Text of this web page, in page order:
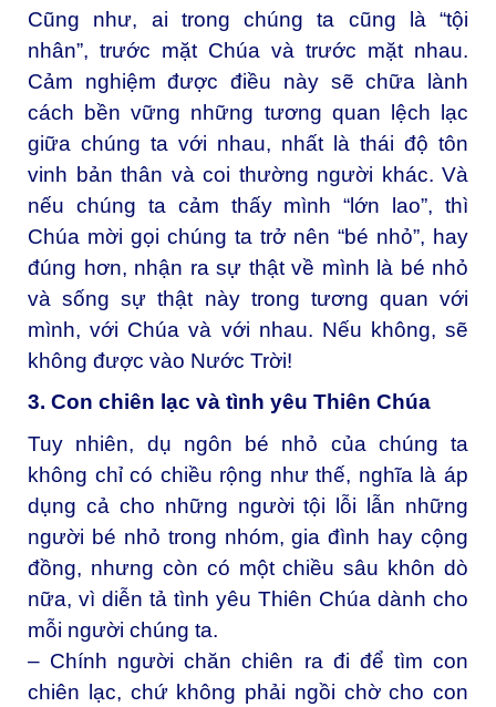
Cũng như, ai trong chúng ta cũng là “tội
nhân”, trước mặt Chúa và trước mặt nhau.
Cảm nghiệm được điều này sẽ chữa lành
cách bền vững những tương quan lệch lạc
giữa chúng ta với nhau, nhất là thái độ tôn
vinh bản thân và coi thường người khác. Và
nếu chúng ta cảm thấy mình “lớn lao”, thì
Chúa mời gọi chúng ta trở nên “bé nhỏ”, hay
đúng hơn, nhận ra sự thật về mình là bé nhỏ
và sống sự thật này trong tương quan với
mình, với Chúa và với nhau. Nếu không, sẽ
không được vào Nước Trời!
3. Con chiên lạc và tình yêu Thiên Chúa
Tuy nhiên, dụ ngôn bé nhỏ của chúng ta
không chỉ có chiều rộng như thế, nghĩa là áp
dụng cả cho những người tội lỗi lẫn những
người bé nhỏ trong nhóm, gia đình hay cộng
đồng, nhưng còn có một chiều sâu khôn dò
nữa, vì diễn tả tình yêu Thiên Chúa dành cho
mỗi người chúng ta.
– Chính người chăn chiên ra đi để tìm con
chiên lạc, chứ không phải ngồi chờ cho con